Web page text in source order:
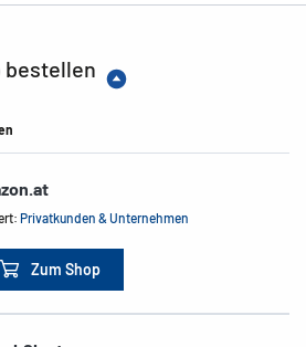
bestellen
Privatkunden & Unternehmen
Zum Shop